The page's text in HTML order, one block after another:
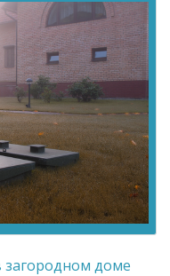
загородном доме